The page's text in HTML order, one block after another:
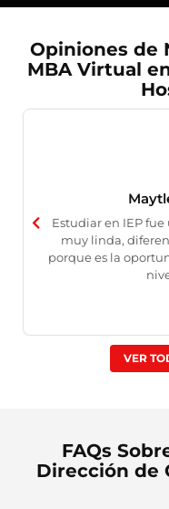
Opiniones de
MBA Virtual
Estudiar en IEP
muy linda,
porque es la
VER
FAQs
Dirección de